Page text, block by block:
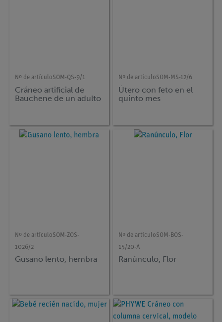
Nº de artículoSOM-QS-9/1
Cráneo artificial de
Bauchene de un adulto
Nº de artículoSOM-MS-12/6
Útero con feto en el
quinto mes
Nº de artículoSOM-ZOS-
1026/2
Gusano lento, hembra
Nº de artículoSOM-BOS-
15/20-A
Ranúnculo, Flor